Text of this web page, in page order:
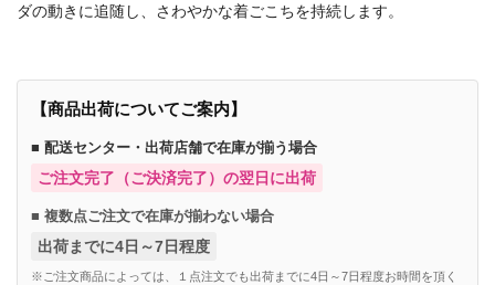
ダの動きに追随し、さわやかな着ごこちを持続します。
【商品出荷についてご案内】
■ 配送センター・出荷店舗で在庫が揃う場合
ご注文完了（ご決済完了）の翌日に出荷
■ 複数点ご注文で在庫が揃わない場合
出荷までに4日～7日程度
※ご注文商品によっては、１点注文でも出荷までに4日～7日程度お時間を頂く